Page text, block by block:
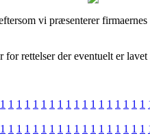
vi præsenterer
rettelser der eventuelt er
1 1 1 1 1 1 1 1 1 1 1 1 1 1 1 1 1 1
1 1 1 1 1 1 1 1 1 1 1 1 1 1 1 1 1 1